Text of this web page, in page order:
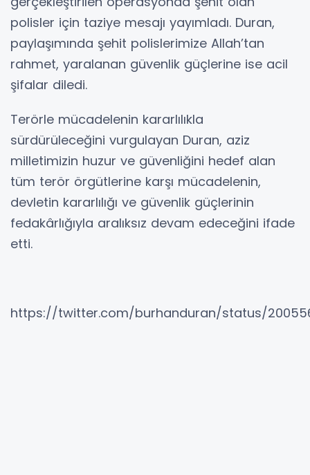
polisler için taziye mesajı yayımladı. Duran,
paylaşımında şehit polislerimize Allah’tan
rahmet, yaralanan güvenlik güçlerine ise acil
şifalar diledi.
Terörle mücadelenin kararlılıkla
sürdürüleceğini vurgulayan Duran, aziz
milletimizin huzur ve güvenliğini hedef alan
tüm terör örgütlerine karşı mücadelenin,
devletin kararlılığı ve güvenlik güçlerinin
fedakârlığıyla aralıksız devam edeceğini ifade
etti.
https://twitter.com/burhanduran/status/